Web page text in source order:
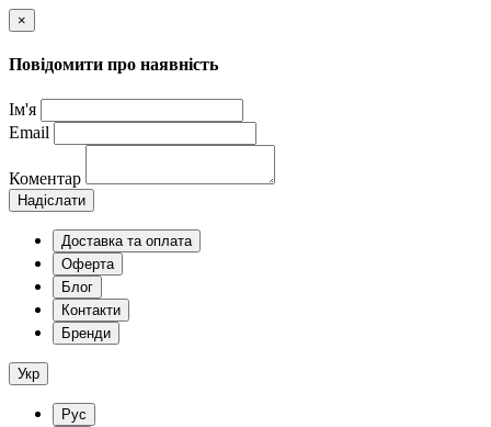
×
Повідомити про наявність
Ім'я
Email
Коментар
Надіслати
Доставка та оплата
Оферта
Блог
Контакти
Бренди
Укр
Рус